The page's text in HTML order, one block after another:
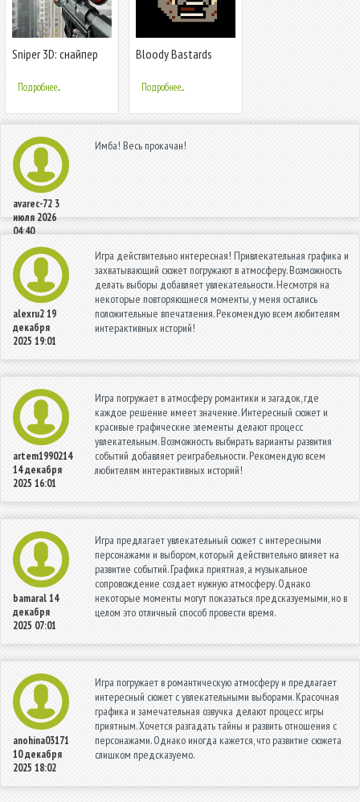
Sniper 3D: снайпер
без интернета
Подробнее...
Bloody Bastards
Подробнее...
avarec-72 3
июля 2026
04:40
Имба! Весь прокачан!
alexru219
декабря
2025 19:01
Игра действительно интересная! Привлекательная графика и
захватывающий сюжет погружают в атмосферу. Возможность
делать выборы добавляет увлекательности. Несмотря на
некоторые повторяющиеся моменты, у меня остались
положительные впечатления. Рекомендую всем любителям
интерактивных историй!
artem1990214
14 декабря
2025 16:01
Игра погружает в атмосферу романтики и загадок, где
каждое решение имеет значение. Интересный сюжет и
красивые графические элементы делают процесс
увлекательным. Возможность выбирать варианты развития
событий добавляет реиграбельности. Рекомендую всем
любителям интерактивных историй!
bamaral14
декабря
2025 07:01
Игра предлагает увлекательный сюжет с интересными
персонажами и выбором, который действительно влияет на
развитие событий. Графика приятная, а музыкальное
сопровождение создает нужную атмосферу. Однако
некоторые моменты могут показаться предсказуемыми, но в
целом это отличный способ провести время.
anohina03171
10 декабря
2025 18:02
Игра погружает в романтическую атмосферу и предлагает
интересный сюжет с увлекательными выборами. Красочная
графика и замечательная озвучка делают процесс игры
приятным. Хочется разгадать тайны и развить отношения с
персонажами. Однако иногда кажется, что развитие сюжета
слишком предсказуемо.